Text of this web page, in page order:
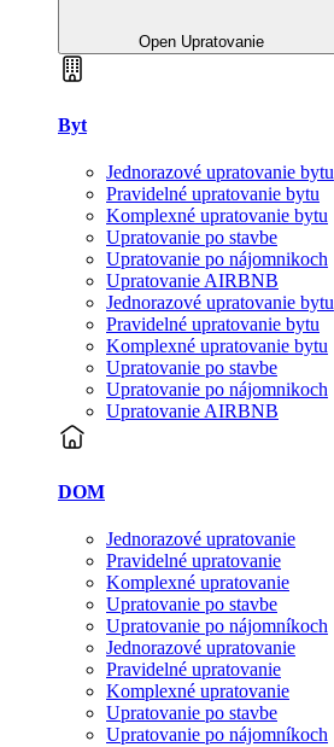
Open Upratovanie
Byt
Jednorazové upratovanie bytu
Pravidelné upratovanie bytu
Komplexné upratovanie bytu
Upratovanie po stavbe
Upratovanie po nájomnikoch
Upratovanie AIRBNB
Jednorazové upratovanie bytu
Pravidelné upratovanie bytu
Komplexné upratovanie bytu
Upratovanie po stavbe
Upratovanie po nájomnikoch
Upratovanie AIRBNB
DOM
Jednorazové upratovanie
Pravidelné upratovanie
Komplexné upratovanie
Upratovanie po stavbe
Upratovanie po nájomníkoch
Jednorazové upratovanie
Pravidelné upratovanie
Komplexné upratovanie
Upratovanie po stavbe
Upratovanie po nájomníkoch